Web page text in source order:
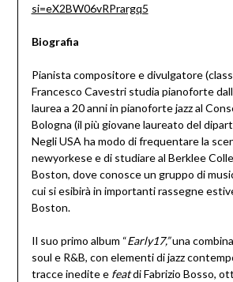
si=eX2BW06vRPrargq5
Biografia
Pianista compositore e divulgatore
Francesco Cavestri studia pianoforte
laurea a 20 anni in pianoforte jazz al
Bologna (il più giovane laureato del
Negli USA ha modo di frequentare la
newyorkese e di studiare al Berklee
Boston, dove conosce un gruppo di
cui si esibirà in importanti rassegne
Boston.
Il suo primo album “Early17,”una
soul e R&B, con elementi di jazz
tracce inedite e featdi Fabrizio Bosso,